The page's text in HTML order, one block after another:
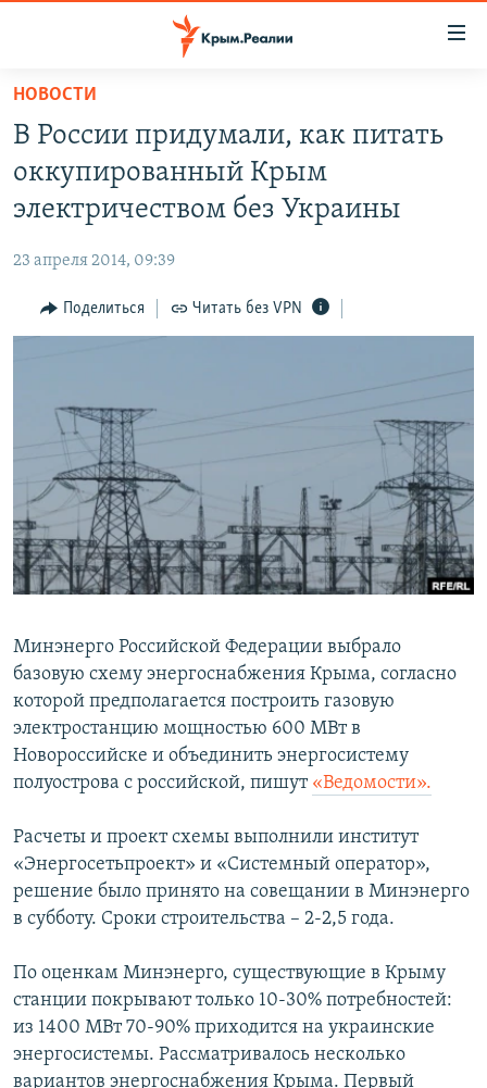
Вернуться
основному
содержанию
Вернутся
главной
навигации
Вернутся
11 ЛЕТ ОККУПАЦИИ КРЫМА. 11 ИСТОРИЙ СОПРОТИВЛЕНИЯ
ВОДА
ЕЩЕ
ИНТЕРАКТИВ
СОВЕТЫ ПРАВОЗАЩИТНИКОВ
ПРОПАВШИЕ БЕЗ ВЕСТИ
ПОБЕДИТЕЛЕЙ НЕ СУДЯТ?
КРЫМ.НЕПОКОРЕННЫЙ
ELIFBE
РАДІО СВОБОДА
Українською
Qırımtatar
ПРИСОЕДИНЯЙТЕСЬ!
Все сайты RFE/RL
НОВОСТИ
В России придумали, как питать
оккупированный Крым
электричеством без Украины
23 апреля 2014, 09:39
Поделиться Читать без VPN
Минэнерго Российской Федерации выбрало
базовую схему энергоснабжения Крыма, согласно
которой предполагается построить газовую
электростанцию мощностью 600 МВт в
Новороссийске и объединить энергосистему
полуострова с российской, пишут «Ведомости».
Расчеты и проект схемы выполнили институт
«Энергосетьпроект» и «Системный оператор»,
решение было принято на совещании в Минэнерго
в субботу. Сроки строительства – 2-2,5 года.
По оценкам Минэнерго, существующие в Крыму
станции покрывают только 10-30% потребностей:
из 1400 МВт 70-90% приходится на украинские
энергосистемы. Рассматривалось несколько
вариантов энергоснабжения Крыма. Первый